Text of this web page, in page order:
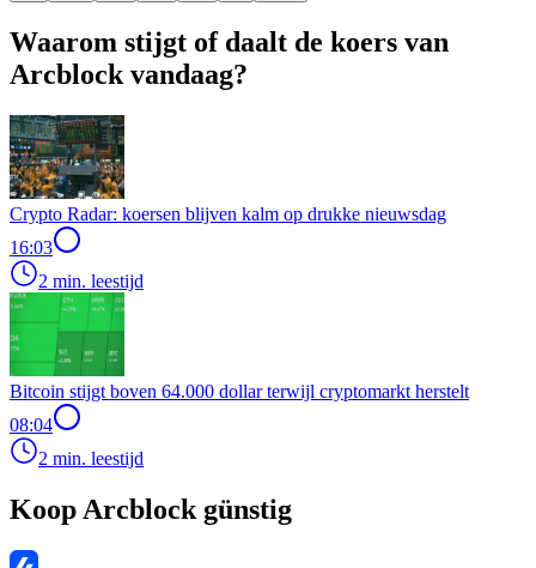
Waarom stijgt of daalt de koers van
Arcblock vandaag?
Crypto Radar: koersen blijven kalm op drukke nieuwsdag
16:03
2 min. leestijd
Bitcoin stijgt boven 64.000 dollar terwijl cryptomarkt herstelt
08:04
2 min. leestijd
Koop Arcblock günstig